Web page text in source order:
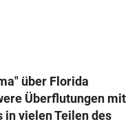
über Florida
Überflutungen mit
in vielen Teilen des